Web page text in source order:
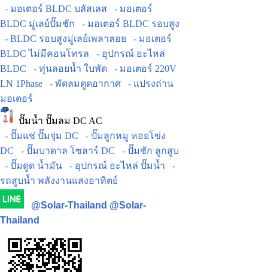
- มอเตอร์ BLDC บลัสเลส
- มอเตอร์
BLDC มู่เลย์ปั๊มชัก
- มอเตอร์ BLDC รอบสูง
- BLDC รอบสูงมู่เลย์เพลาลอย
- มอเตอร์
BLDC ไม่มีคอนโทรล
- อุปกรณ์ อะไหล่
BLDC
- ทุ่นลอยน้ำ ใบพัด
- มอเตอร์ 220V
LN 1Phase
- พัดลมดูดอากาศ
- แปรงถ่าน
มอเตอร์
ปั๊มน้ำ ปั๊มลม DC AC
- ปั๊มแช่ ปั๊มจุ่ม DC
- ปั๊มลูกหมู หอยโข่ง
DC
- ปั๊มบาดาล โซลาร์ DC
- ปั๊มชัก ลูกสูบ
- ปั๊มดูด น้ำมัน
- อุปกรณ์ อะไหล่ ปั๊มน้ำ
-
รถสูบน้ำ พลังงานแสงอาทิตย์
@Solar-Thailand @Solar-
Thailand